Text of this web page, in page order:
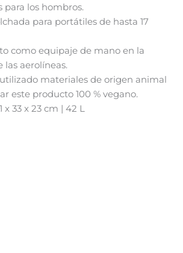
para los hombros.
para portátiles de hasta 17
como equipaje de mano en la
las aerolíneas.
materiales de origen animal
este producto 100 % vegano.
x 33 x 23 cm | 42 L